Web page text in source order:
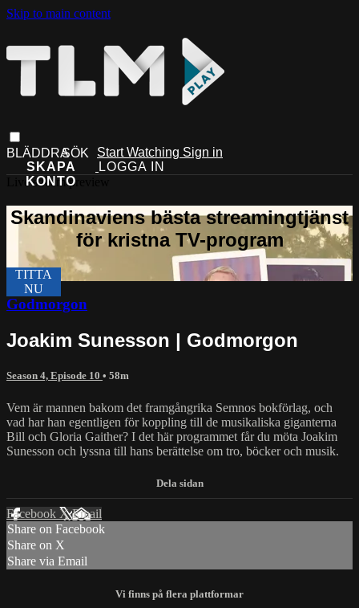
Skip to main content
Start Watching Sign in
Live stream preview
Godmorgon
Joakim Sunesson | Godmorgon
Season 4, Episode 10 • 58m
Vem är mannen bakom det framgångrika Semnos bokförlag, och
vad har han egentligen för koppling till de musikaliska giganterna
Bill och Gloria Gaither? I det här programmet får du möta Joakim
Sunesson och lyssna till hans berättelse om tro, böcker och musik.
Facebook XEmail
Share on Facebook
Share on X
Share via Email